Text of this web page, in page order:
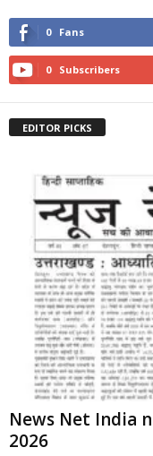
0 Fans
0 Subscribers
EDITOR PICKS
News Net India
2026